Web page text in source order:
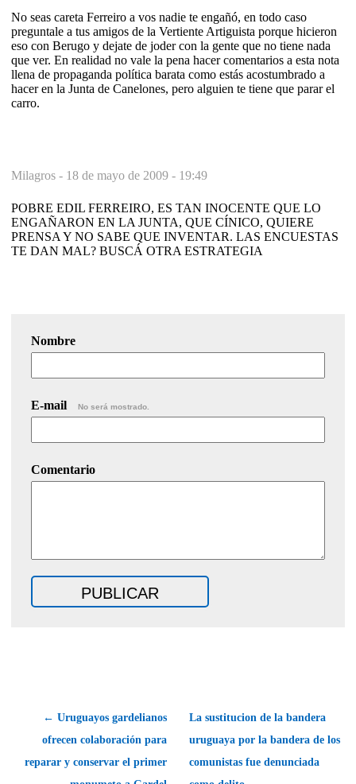
No seas careta Ferreiro a vos nadie te engañó, en todo caso
preguntale a tus amigos de la Vertiente Artiguista porque hicieron
eso con Berugo y dejate de joder con la gente que no tiene nada
que ver. En realidad no vale la pena hacer comentarios a esta nota
llena de propaganda política barata como estás acostumbrado a
hacer en la Junta de Canelones, pero alguien te tiene que parar el
carro.
Milagros - 18 de mayo de 2009 - 19:49
POBRE EDIL FERREIRO, ES TAN INOCENTE QUE LO
ENGAÑARON EN LA JUNTA, QUE CÍNICO, QUIERE
PRENSA Y NO SABE QUE INVENTAR. LAS ENCUESTAS
TE DAN MAL? BUSCÁ OTRA ESTRATEGIA
Nombre
E-mail No será mostrado.
Comentario
← Uruguayos gardelianos
ofrecen colaboración para
reparar y conservar el primer
La sustitucion de la bandera
uruguaya por la bandera de los
comunistas fue denunciada